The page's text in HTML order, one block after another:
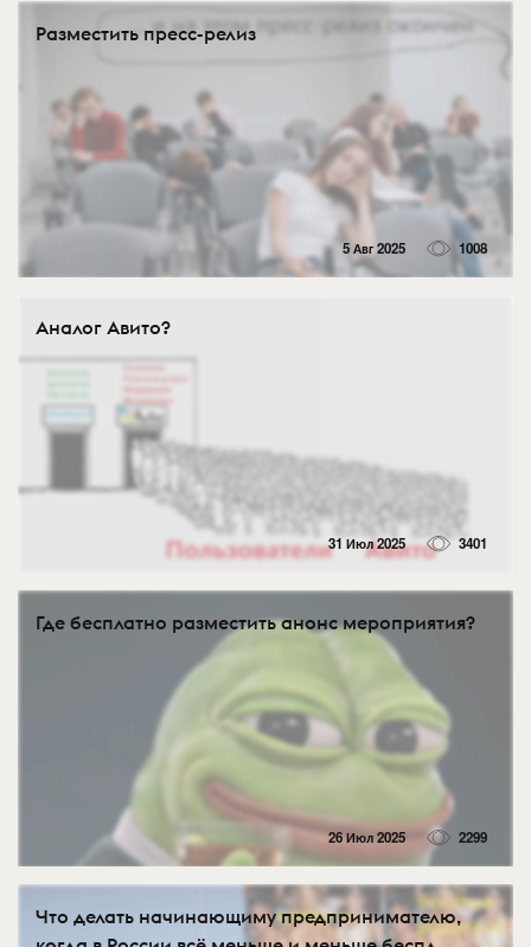
Разместить пресс-релиз
5 Авг 2025 1008
Аналог Авито?
31 Июл 2025 3401
Где бесплатно разместить анонс мероприятия?
26 Июл 2025 2299
Что делать начинающиму предпринимателю,